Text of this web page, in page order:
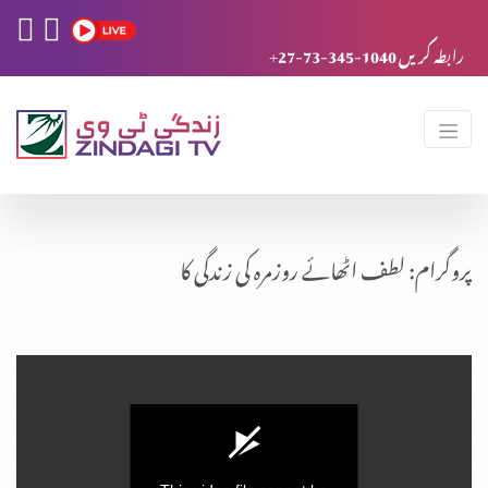
+27-73-345-1040 رابطہ کریں
پروگرام: لطف اٹھائے روزمرہ کی زندگی کا